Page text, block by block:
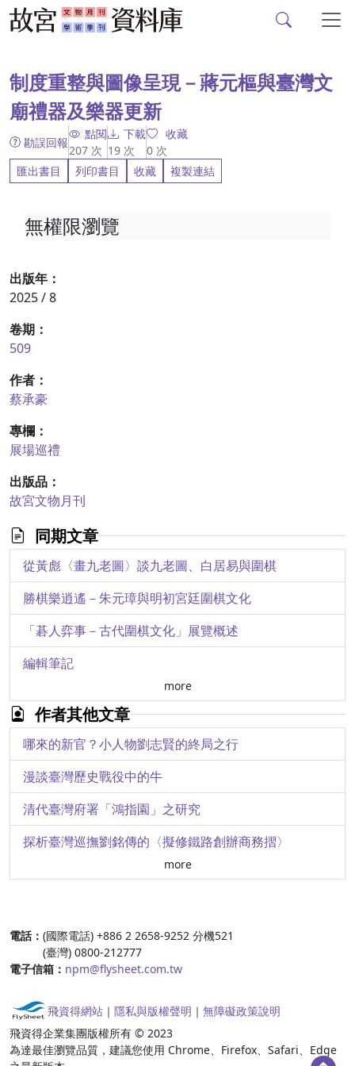
制度重整與圖像呈現－蔣元樞與臺灣文
廟禮器及樂器更新
勘誤回報
點閱
207 次
下載
19 次
收藏
0 次
匯出書目
列印書目 收藏 複製連結
出版年：
2025 / 8
卷期：
509
作者：
蔡承豪
專欄：
展場巡禮
出版品：
故宮文物月刊
同期文章
從黃彪〈畫九老圖〉談九老圖、白居易與圍棋
勝棋樂逍遙－朱元璋與明初宮廷圍棋文化
「碁人弈事－古代圍棋文化」展覽概述
編輯筆記
清代宮廷宴樂的高調主旋律－從《笳吹樂章滿洲蒙古漢文合譜》談起
修而思－故宮實習的文物修護哲學體驗與未來應用探析
從傳統工藝到現代修復－故宮文物修護實習心得
喜起之盛－慶隆舞樂與清代滿洲大宴儀
more
作者其他文章
哪來的新官？小人物劉志賢的終局之行
漫談臺灣歷史戰役中的牛
清代臺灣府署「鴻指園」之研究
探析臺灣巡撫劉銘傳的〈擬修鐵路創辦商務摺〉
實業家、蒐藏家、政治家 －「阿部房次郎」的臺灣足跡
論哲與餘韻 － 王世貞的孔廟從祀哲儒之議
「築城風雲：清代文獻與圖像中的臺灣諸城」展概介
解京要犯林爽文供單
奏進番茉莉等物清單摺
more
無權限瀏覽
電話： (國際電話) +886 2 2658-9252 分機521
(臺灣) 0800-212777
電子信箱： npm@flysheet.com.tw
飛資得網站 ｜ 隱私與版權聲明 ｜ 無障礙政策說明
飛資得企業集團版權所有 © 2023
為達最佳瀏覽品質，建議您使用 Chrome、Firefox、Safari、Edge